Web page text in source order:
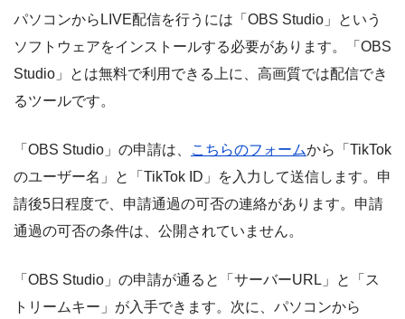
パソコンからLIVE配信を行うには「OBS Studio」という
ソフトウェアをインストールする必要があります。「OBS
Studio」とは無料で利用できる上に、高画質では配信でき
るツールです。
「OBS Studio」の申請は、 こちらのフォームから「TikTok
のユーザー名」と「TikTok ID」を入力して送信します。申
請後5日程度で、申請通過の可否の連絡があります。申請
通過の可否の条件は、公開されていません。
「OBS Studio」の申請が通ると「サーバーURL」と「ス
トリームキー」が入手できます。次に、パソコンから